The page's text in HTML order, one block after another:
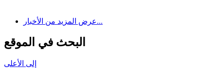
عرض المزيد من الأخبار...
البحث في الموقع
إلى الأعلى